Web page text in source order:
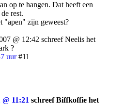
op te hangen. Dat heeft een
rest.
"apen" zijn geweest?
@ 12:42 schreef Neelis het
?
uur #11
11:21 schreef Biffkoffie het